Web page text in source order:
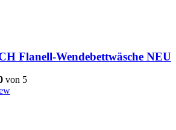
Flanell-Wendebettwäsche NEU
von 5